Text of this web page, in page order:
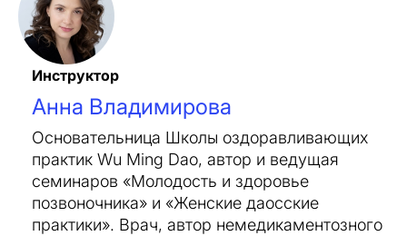
Инструктор
Анна Владимирова
Основательница Школы оздоравливающих
практик Wu Ming Dao, автор и ведущая
семинаров «Молодость и здоровье
позвоночника» и «Женские даосские
практики». Врач, автор немедикаментозного